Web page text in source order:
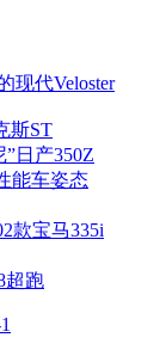
现代Veloster
斯ST
日产350Z
能车姿态
款宝马335i
超跑